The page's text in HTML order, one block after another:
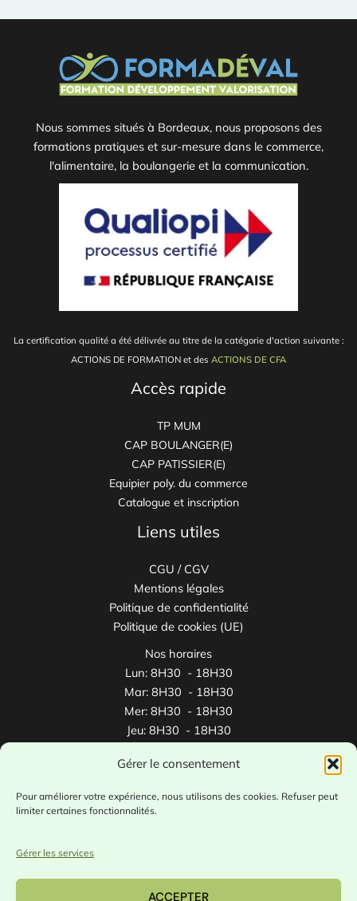
Gérer le consentement
Pour améliorer votre expérience, nous utilisons des cookies. Refuser peut
limiter certaines fonctionnalités.
Gérer les services
ACCEPTER
Nous sommes situés à Bordeaux, nous proposons des
formations pratiques et sur-mesure dans le commerce,
l'alimentaire, la boulangerie et la communication.
La certification qualité a été délivrée au titre de la catégorie d'action suivante :
ACTIONS DE FORMATION et des ACTIONS DE CFA
Accès rapide
TP MUM
CAP BOULANGER(E)
CAP PATISSIER(E)
Equipier poly. du commerce
Catalogue et inscription
Liens utiles
CGU / CGV
Mentions légales
Politique de confidentialité
Politique de cookies (UE)
Nos horaires
Lun: 8H30 - 18H30
Mar: 8H30 - 18H30
Mer: 8H30 - 18H30
Jeu: 8H30 - 18H30
Sam: 8H30 - 12H30